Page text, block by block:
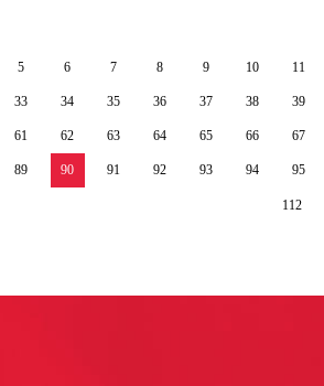
5 6 7 8 9 10 11
33 34 35 36 37 38 39
61 62 63 64 65 66 67
89 90 91 92 93 94 95
112